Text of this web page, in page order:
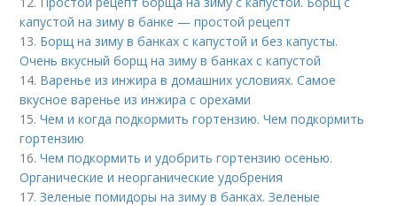
капустой на зиму в банке — простой рецепт
13. Борщ на зиму в банках с капустой и без капусты.
Очень вкусный борщ на зиму в банках с капустой
14. Варенье из инжира в домашних условиях. Самое
вкусное варенье из инжира с орехами
15.Чем и когда подкормить гортензию. Чем подкормить
гортензию
16.Чем подкормить и удобрить гортензию осенью.
Органические и неорганические удобрения
17.Зеленые помидоры на зиму в банках. Зеленые